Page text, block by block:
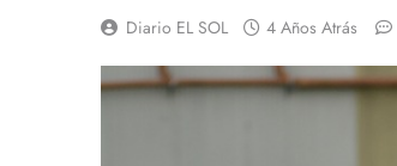
Diario EL SOL 4 Años Atrás